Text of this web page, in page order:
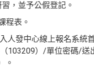
，並予公假登記。
程表。
人發中心線上報名系統
103209）/單位密碼/送
。